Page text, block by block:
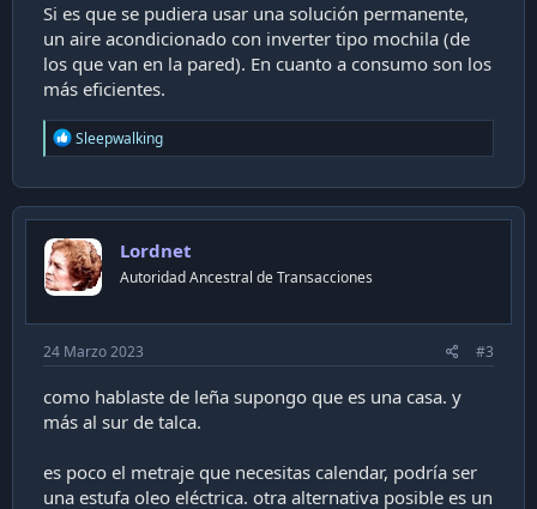
Si es que se pudiera usar una solución permanente,
un aire acondicionado con inverter tipo mochila (de
los que van en la pared). En cuanto a consumo son los
más eficientes.
R
e
c
t
o
n
s
Sleepwalking
Lordnet
Autoridad Ancestral de Transacciones
24 Marzo 2023 #3
como hablaste de leña supongo que es una casa. y
más al sur de talca.
es poco el metraje que necesitas calendar, podría ser
una estufa oleo eléctrica. otra alternativa posible es un